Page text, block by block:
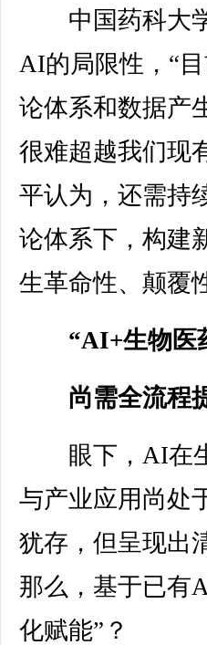
中国药科大学
AI的局限性，“
论体系和数据产
很难超越我们现
平认为，还需持
论体系下，构建
生革命性、颠覆
“AI+生物医
尚需全流程
眼下，AI在生
与产业应用尚处
犹存，但呈现出
那么，基于已有
化赋能”？